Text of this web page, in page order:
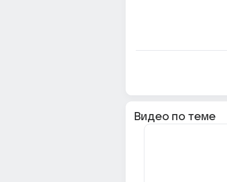
Видео по теме